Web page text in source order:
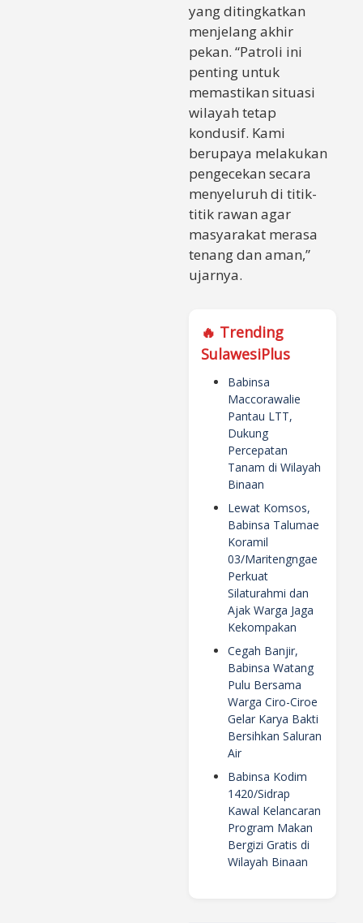
yang ditingkatkan
menjelang akhir
pekan. “Patroli ini
penting untuk
memastikan situasi
wilayah tetap
kondusif. Kami
berupaya melakukan
pengecekan secara
menyeluruh di titik-
titik rawan agar
masyarakat merasa
tenang dan aman,”
ujarnya.
🔥 Trending
SulawesiPlus
Babinsa
Maccorawalie
Pantau LTT,
Dukung
Percepatan
Tanam di Wilayah
Binaan
Lewat Komsos,
Babinsa Talumae
Koramil
03/Maritengngae
Perkuat
Silaturahmi dan
Ajak Warga Jaga
Kekompakan
Cegah Banjir,
Babinsa Watang
Pulu Bersama
Warga Ciro-Ciroe
Gelar Karya Bakti
Bersihkan Saluran
Air
Babinsa Kodim
1420/Sidrap
Kawal Kelancaran
Program Makan
Bergizi Gratis di
Wilayah Binaan